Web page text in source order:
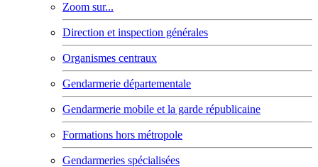
Zoom sur...
Direction et inspection générales
Organismes centraux
Gendarmerie départementale
Gendarmerie mobile et la garde républicaine
Formations hors métropole
Gendarmeries spécialisées